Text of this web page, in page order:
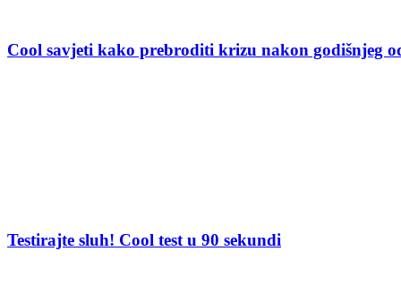
Cool savjeti kako prebroditi krizu nakon godišnjeg
Testirajte sluh! Cool test u 90 sekundi